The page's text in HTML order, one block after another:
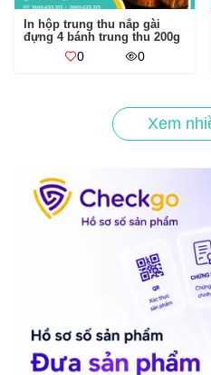
In hộp trung thu nắp gài
đựng 4 bánh trung thu 200g
0 0
Xem